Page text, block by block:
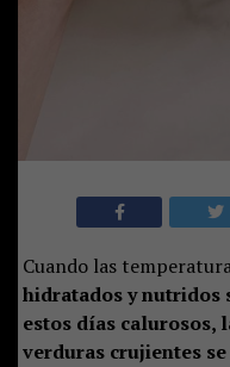
Cuando las
hidratados y nutridos
estos días calurosos,
verduras crujientes